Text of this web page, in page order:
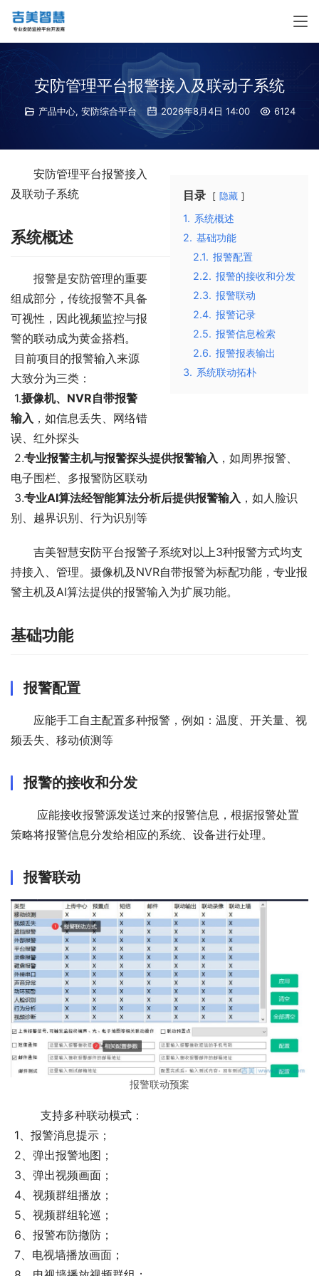
安防管理平台报警接入及联动子系统
产品中心, 安防综合平台 2026年8月4日 14:00 6124
目录 隐藏
1. 系统概述
2. 基础功能
2.1. 报警配置
2.2. 报警的接收和分发
2.3. 报警联动
2.4. 报警记录
2.5. 报警信息检索
2.6. 报警报表输出
3. 系统联动拓朴
安防管理平台报警接入
及联动子系统
系统概述
报警是安防管理的重要
组成部分，传统报警不具备
可视性，因此视频监控与报
警的联动成为黄金搭档。
大致分为三类：
1.摄像机、NVR自带报警
输入 ，如信息丢失、网络错
误、红外探头
2.专业报警主机与报警探头提供报警输入 ，如周界报警、
电子围栏、多报警防区联动
3.专业AI算法经智能算法分析后提供报警输入 ，如人脸识
别、越界识别、行为识别等
吉美智慧安防平台报警子系统对以上3种报警方式均支
持接入、管理。摄像机及NVR自带报警为标配功能，专业报
警主机及AI算法提供的报警输入为扩展功能。
基础功能
报警配置
应能手工自主配置多种报警，例如：温度、开关量、视
频丢失、移动侦测等
报警的接收和分发
策略将报警信息分发给相应的系统、设备进行处理。
报警联动
报警联动预案
  支持多种联动模式：
1、报警消息提示；
2、弹出报警地图；
3、弹出视频画面；
4、视频群组播放；
5、视频群组轮巡；
6、报警布防撤防；
7、电视墙播放画面；